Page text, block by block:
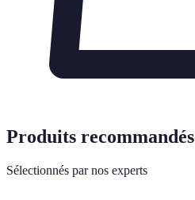
Produits recommandés
Sélectionnés par nos experts